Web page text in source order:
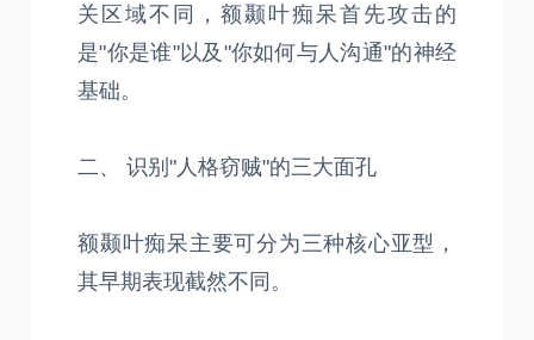
关区域不同，额颞叶痴呆首先攻击的
是"你是谁"以及"你如何与人沟通"的神经
基础。
二、 识别"人格窃贼"的三大面孔
额颞叶痴呆主要可分为三种核心亚型，
其早期表现截然不同。